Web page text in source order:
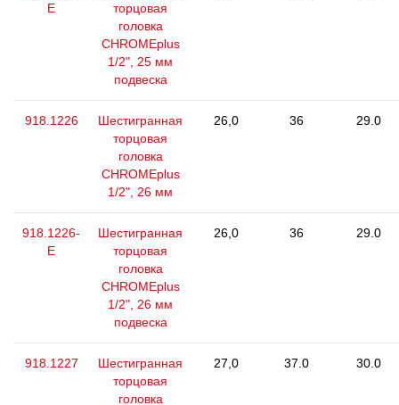
E
торцовая
головка
CHROMEplus
1/2", 25 мм
подвеска
918.1226
Шестигранная
торцовая
головка
CHROMEplus
1/2", 26 мм
26,0 36 29.0
918.1226-
E
Шестигранная
торцовая
головка
CHROMEplus
1/2", 26 мм
подвеска
26,0 36 29.0
918.1227
Шестигранная
торцовая
головка
27,0 37.0 30.0